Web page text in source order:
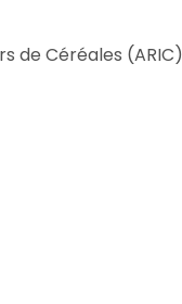
de Céréales (ARIC)